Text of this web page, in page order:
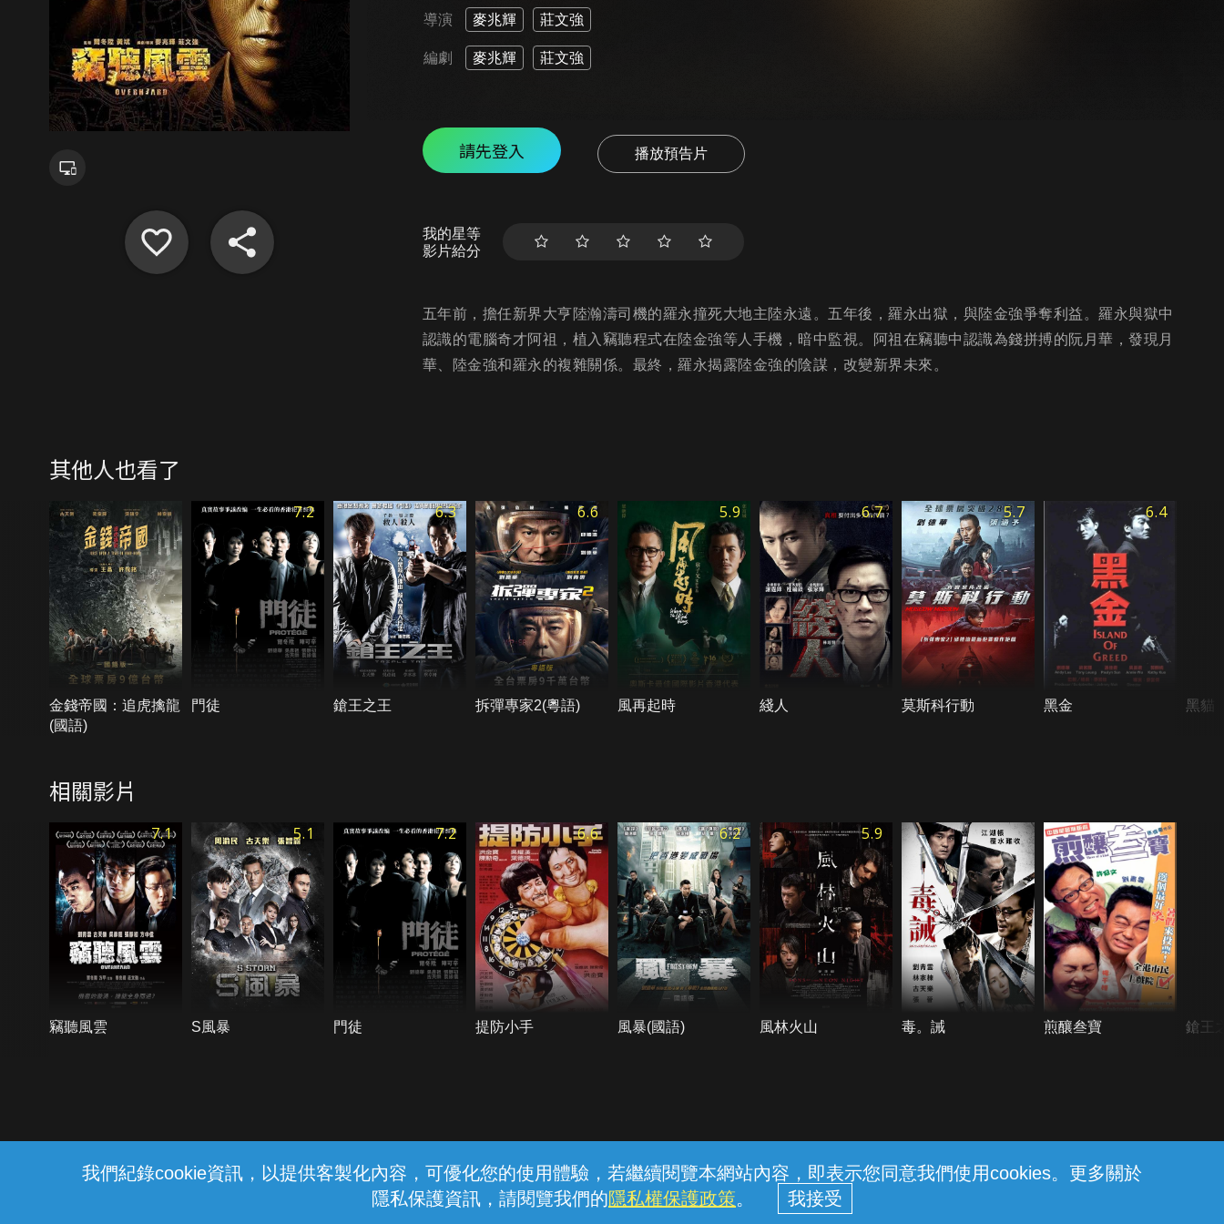
我們紀錄cookie資訊，以提供客製化內容，可優化您的使用體驗，若繼續閱覽本網站內容，即表示您同意我們使用cookies。更多關於
隱私保護資訊，請閱覽我們的隱私權保護政策。
導演 麥兆輝 莊文強
編劇 麥兆輝 莊文強
請先登入 播放預告片
我的星等
影片給分
五年前，擔任新界大亨陸瀚濤司機的羅永撞死大地主陸永遠。五年後，羅永出獄，與陸金強爭奪利益。羅永與獄中
認識的電腦奇才阿祖，植入竊聽程式在陸金強等人手機，暗中監視。阿祖在竊聽中認識為錢拼搏的阮月華，發現月
華、陸金強和羅永的複雜關係。最終，羅永揭露陸金強的陰謀，改變新界未來。
其他人也看了
金錢帝國：追虎擒龍
(國語)
7.2
門徒
6.3
鎗王之王
6.6
拆彈專家2(粵語)
5.9
風再起時
6.7
綫人
5.7
莫斯科行動
6.4
黑金 黑貓
相關影片
7.1
竊聽風雲
5.1
S風暴
7.2
門徒
6.6
提防小手
6.2
風暴(國語)
5.9
風林火山 毒。誡 煎釀叁寶 鎗王
線上客服 服務條款 隱私權保護
中華電信股份有限公司個人家庭分公司 (統一編號：96979949) © 2026